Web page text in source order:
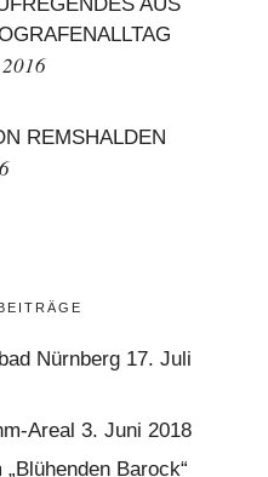
REMSHALDEN
Nürnberg 17. Juli
Areal 3. Juni 2018
Barock“